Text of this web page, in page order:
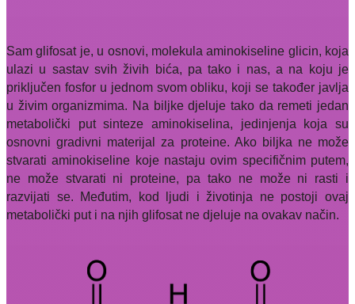
Sam glifosat je, u osnovi, molekula aminokiseline glicin, koja
ulazi u sastav svih živih bića, pa tako i nas, a na koju je
priključen fosfor u jednom svom obliku, koji se također javlja
u živim organizmima. Na biljke djeluje tako da remeti jedan
metabolički put sinteze aminokiselina, jedinjenja koja su
osnovni gradivni materijal za proteine. Ako biljka ne može
stvarati aminokiseline koje nastaju ovim specifičnim putem,
ne može stvarati ni proteine, pa tako ne može ni rasti i
razvijati se. Međutim, kod ljudi i životinja ne postoji ovaj
metabolički put i na njih glifosat ne djeluje na ovakav način.